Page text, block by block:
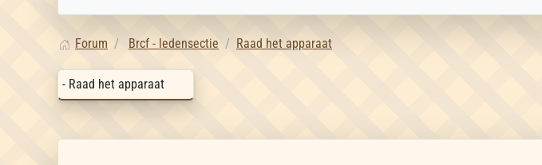
Forum Brcf - ledensectie Raad het apparaat